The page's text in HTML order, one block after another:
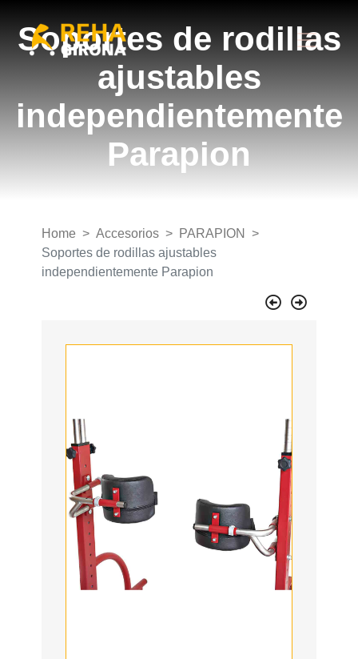
Soportes de rodillas
ajustables
independientemente
Parapion
Home Accesorios
PARAPION
Soportes de rodillas ajustables
independientemente Parapion